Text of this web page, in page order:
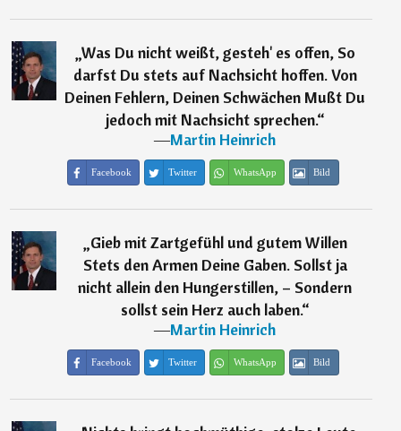
„Was Du nicht weißt, gesteh' es offen, So
darfst Du stets auf Nachsicht hoffen. Von
Deinen Fehlern, Deinen Schwächen Mußt Du
jedoch mit Nachsicht sprechen.“
―Martin Heinrich
Facebook Twitter WhatsApp Bild
„Gieb mit Zartgefühl und gutem Willen
Stets den Armen Deine Gaben. Sollst ja
nicht allein den Hungerstillen, – Sondern
sollst sein Herz auch laben.“
―Martin Heinrich
Facebook Twitter WhatsApp Bild